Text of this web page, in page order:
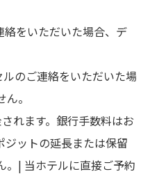
をいただいた場合、デ
のご連絡をいただいた場
。
れます。銀行手数料はお
ジットの延長または保留
。| 当ホテルに直接ご予約